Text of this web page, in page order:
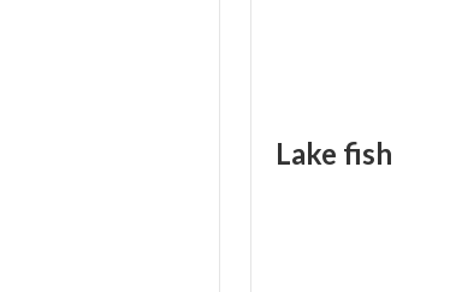
Lake fish